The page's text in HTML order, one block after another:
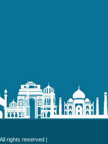
rights reserved |